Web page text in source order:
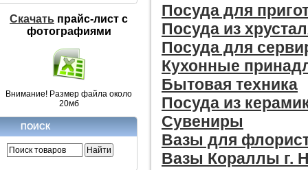
Скачать прайс-лист c
фотографиями
Внимание! Размер файла около
20мб
ПОИСК
Посуда для
Посуда из
Посуда для
Кухонные
Бытовая техника
Посуда из
Сувениры
Вазы для
Вазы Кораллы г.